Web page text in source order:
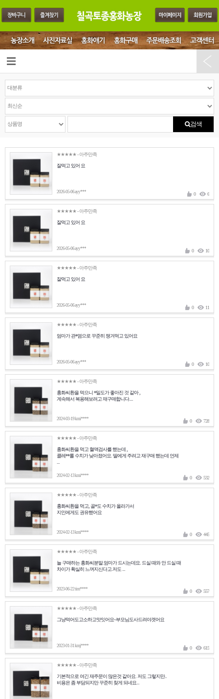
검색
★★★★★- 아주만족
잘먹고 있어 요
2026-05-06 ayy*** 0 6
★★★★★- 아주만족
잘먹고 있어 요
2026-05-06 ayy*** 0 10
★★★★★- 아주만족
잘먹고 있어 요
2026-05-06 ayy*** 0 11
★★★★★- 아주만족
엄마가 관*염으로 꾸준히 챙겨먹고 있어요
2026-05-06 ayy*** 0 10
★★★★★- 아주만족
홍화씨환을 먹으니 *밀도가 좋아진 것 같아 ,
계속해서 복용해보려고 재구매합니다....
2024-03-19 kmi**** 0 728
★★★★★- 아주만족
홍화씨환을 먹고 혈액검사를 했는데 ,
콜레**롤 수치가 낮아졌어요. 딸에게 주려고 재구매 했는데 언제
2024-02-13 kmi**** 0 532
★★★★★- 아주만족
홍화씨환을 먹고, 골*도 수치가 올라가서
지인에게도 권유했어요
2024-02-13 kmi**** 0 445
★★★★★- 아주만족
늘 구매하는 홍화씨분말.엄마가 드시는데요. 드실 때와 안 드실 때
차이가 확실히 느껴지신다고.저도 ...
2023-06-22 tim**** 0 557
★★★★★- 아주만족
그냥먹어도고소하고맛잇어요~부모님도사드려야겟어요
2023-01-31 kmj**** 0 615
★★★★★- 아주만족
기본적으로 여긴 재주문이 많은것 같아요. 저도 그렇지만..
비용은 좀 부담되지만 꾸준히 찾게 되네요...